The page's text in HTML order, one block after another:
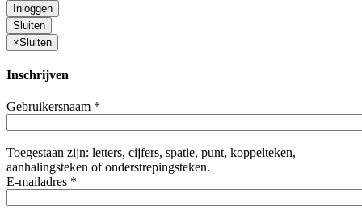
Inloggen
Sluiten
×Sluiten
Inschrijven
Gebruikersnaam *
Toegestaan zijn: letters, cijfers, spatie, punt, koppelteken,
aanhalingsteken of onderstrepingsteken.
E-mailadres *